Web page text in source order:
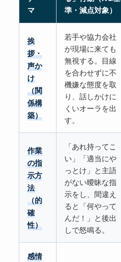
マ
準・減点対象）
挨
拶・
声か
け
（関
係構
築）
若手や協力会社
が現場に来ても
無視する。目線
を合わせずに不
機嫌な態度を取
り、話しかけに
くいオーラを出
す。
作業
の指
示方
法
（的
確
性）
「あれ持ってこ
い」「適当にや
っとけ」と主語
がない曖昧な指
示をし、間違え
ると「何やって
んだ！」と後出
しで怒鳴る。
感情